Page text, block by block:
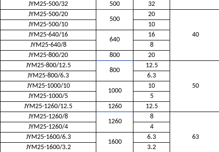
JYM25-500/32
500
32
JYM25-500/20
500
20
40
JYM25-500/10
10
JYM25-640/16
640
16
JYM25-640/8
8
JYM25-800/20
800
20
JYM25-800/12.5
800
12.5
50
JYM25-800/6.3
6.3
JYM25-1000/10
1000
10
JYM25-1000/5
5
JYM25-1260/12.5
1260
12.5
JYM25-1260/8
1260
8
63
JYM25-1260/4
4
JYM25-1600/6.3
1600
6.3
JYM25-1600/3.2
3.2